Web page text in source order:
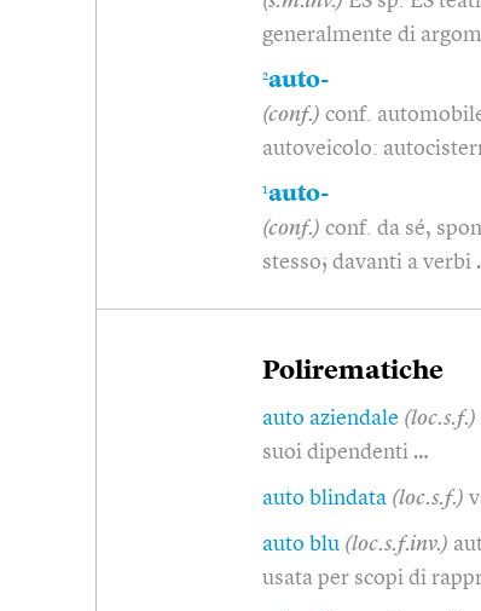
generalmente di
2auto-
(conf.) conf.
autoveicolo:
1auto-
(conf.) conf. da sé,
stesso; davanti a verbi
Polirematiche
auto aziendale (loc.s.f.)
suoi dipendenti …
auto blindata (loc.s.f.)
auto blu (loc.s.f.inv.)
usata per scopi di